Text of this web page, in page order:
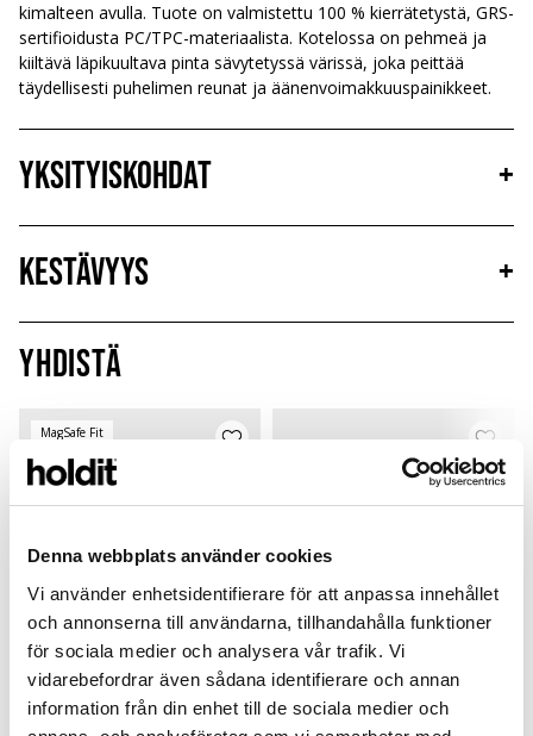
Denna webbplats använder cookies
Vi använder enhetsidentifierare för att anpassa innehållet
och annonserna till användarna, tillhandahålla funktioner
för sociala medier och analysera vår trafik. Vi
vidarebefordrar även sådana identifierare och annan
information från din enhet till de sociala medier och
kimalteen avulla. Tuote on valmistettu 100 % kierrätetystä, GRS-
sertifioidusta PC/TPC-materiaalista. Kotelossa on pehmeä ja
kiiltävä läpikuultava pinta sävytetyssä värissä, joka peittää
täydellisesti puhelimen reunat ja äänenvoimakkuuspainikkeet.
Yksityiskohdat +
Kestävyys
+
Yhdistä
MagSafe Fit